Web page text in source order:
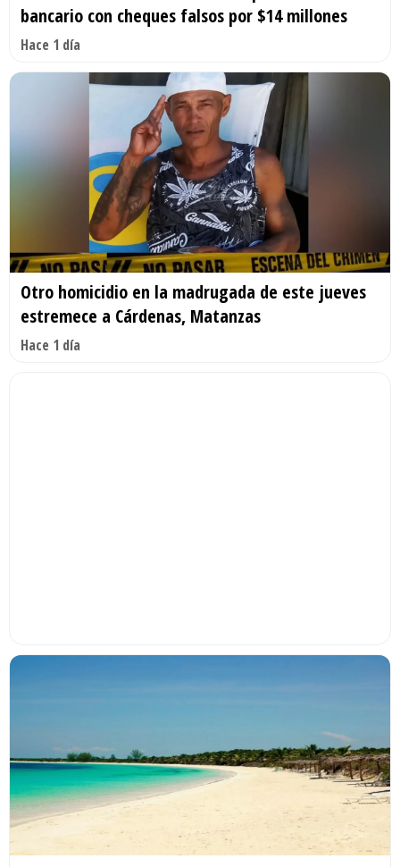
bancario con cheques falsos por $14 millones
Hace 1 día
Otro homicidio en la madrugada de este jueves
estremece a Cárdenas, Matanzas
Hace 1 día